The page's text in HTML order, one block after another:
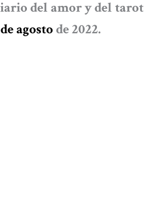
del amor y del tarot
agostode 2022.